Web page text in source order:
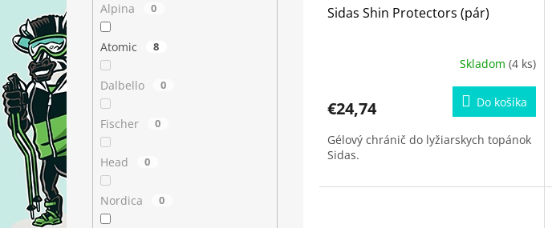
Alpina 0
Atomic 8
Dalbello 0
Fischer 0
Head 0
Nordica 0
Sidas Shin Protectors (pár)
Skladom (4 ks)
€24,74 Do košíka
Gélový chránič do lyžiarskych topánok
Sidas.